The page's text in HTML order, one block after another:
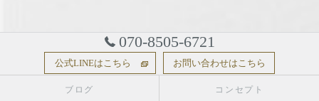
070-8505-6721
公式LINEはこちら お問い合わせはこちら
ブログ コンセプト